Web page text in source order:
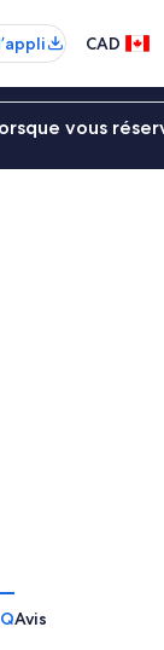
CAD
vous
Avis